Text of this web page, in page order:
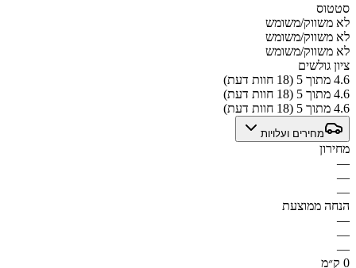
סטטוס
לא משווק/משומש
לא משווק/משומש
לא משווק/משומש
ציון גולשים
4.6 מתוך 5 (18 חוות דעת)
4.6 מתוך 5 (18 חוות דעת)
4.6 מתוך 5 (18 חוות דעת)
מחירים ועלויות
מחירון
—
—
—
הנחה ממוצעת
—
—
—
0 ק״מ